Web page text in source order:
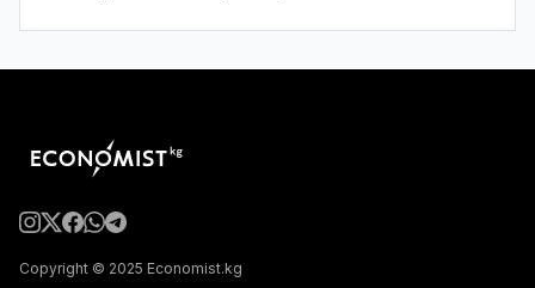
Copyright © 2025 Economist.kg